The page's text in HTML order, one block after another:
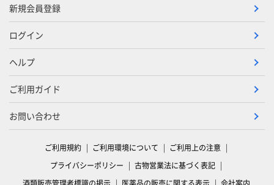
新規会員登録
ログイン
ヘルプ
ご利用ガイド
お問い合わせ
ご利用規約 ご利用環境について
ご利用上の注意
プライバシーポリシー
古物営業法に基づく表記